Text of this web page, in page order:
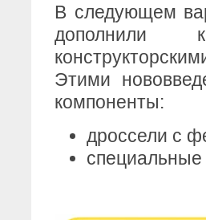
В следующем
дополнили
Этими
компоненты:
дроссели с